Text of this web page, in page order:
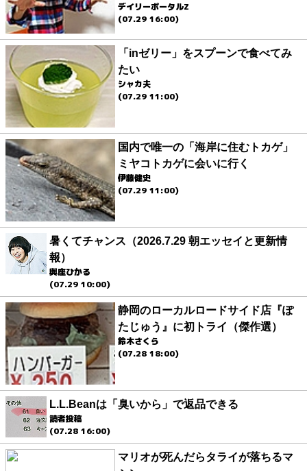
デイリーポータルZ
(07.29 16:00)
「inゼリー」をスプーンで食べてみ
たい
シャカ夫
(07.29 11:00)
国内で唯一の「海岸に住むトカゲ」
ミヤコトカゲに会いに行く
伊藤健史
(07.29 11:00)
暑くてチャンス（2026.7.29 朝エッセイと更新情
報）
與座ひかる
(07.29 10:00)
静岡のローカルロードサイド店『ぽ
たじゅう』に初トライ（傑作選）
鈴木さくら
(07.28 18:00)
L.L.Beanは「臭いから」で返品できる
読者投稿
(07.28 16:00)
マリオが死んだらタライが落ちるマ